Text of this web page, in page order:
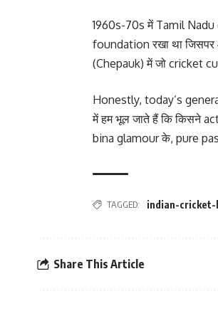
1960s-70s में Tamil Nadu
foundation रखा था
(Chepauk) में जो cricket
Honestly, today’s
में हम भूल जाते हैं कि किसने
bina glamour के, pure
TAGGED: indian-
Share This Article